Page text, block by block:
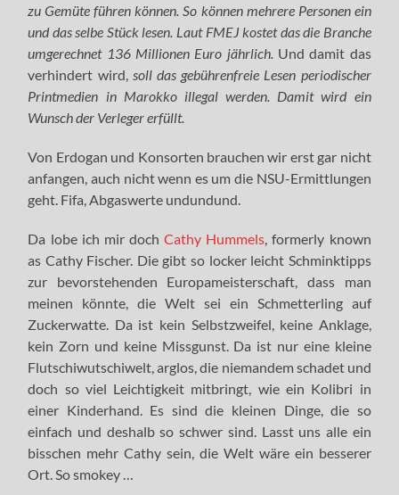
zu Gemüte führen können. So können mehrere Personen ein
und das selbe Stück lesen. Laut FMEJ kostet das die Branche
umgerechnet 136 Millionen Euro jährlich. Und damit das
verhindert wird, soll das gebührenfreie Lesen periodischer
Printmedien in Marokko illegal werden. Damit wird ein
Wunsch der Verleger erfüllt.
Von Erdogan und Konsorten brauchen wir erst gar nicht
anfangen, auch nicht wenn es um die NSU-Ermittlungen
geht. Fifa, Abgaswerte undundund.
Da lobe ich mir dochCathy Hummels , formerly known
as Cathy Fischer. Die gibt so locker leicht Schminktipps
zur bevorstehenden Europameisterschaft, dass man
meinen könnte, die Welt sei ein Schmetterling auf
Zuckerwatte. Da ist kein Selbstzweifel, keine Anklage,
kein Zorn und keine Missgunst. Da ist nur eine kleine
Flutschiwutschiwelt, arglos, die niemandem schadet und
doch so viel Leichtigkeit mitbringt, wie ein Kolibri in
einer Kinderhand. Es sind die kleinen Dinge, die so
einfach und deshalb so schwer sind. Lasst uns alle ein
bisschen mehr Cathy sein, die Welt wäre ein besserer
Ort. So smokey …